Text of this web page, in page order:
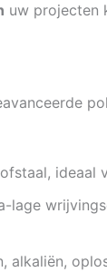
uw projecten
ideaal
lage
alkaliën,